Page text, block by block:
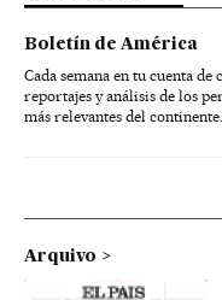
Boletín de América
Cada semana en tu cuenta
reportajes y análisis de los
más relevantes del continente.
Arquivo